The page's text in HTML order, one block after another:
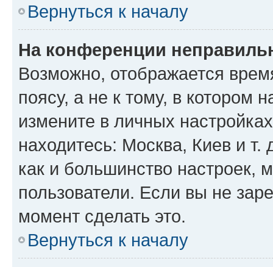
Вернуться к началу
На конференции
Возможно, отображается
поясу, а не к тому, в котором
измените в личных
находитесь: Москва, Киев и т.
как и большинство настроек,
пользователи. Если вы не
момент сделать это.
Вернуться к началу